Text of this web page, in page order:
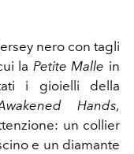
nero con tagli
la Petite Malle in
i gioielli della
Hands,
un collier
e un diamante